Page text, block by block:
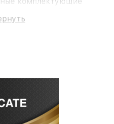
мы бесплатно
в ремонтно-
что